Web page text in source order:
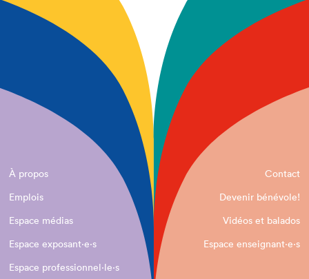
À propos
Contact
Emplois
Devenir bénévole!
Espace médias
Vidéos et balados
Espace exposant·e⋅s
Espace enseignant·e⋅s
Espace professionnel·le⋅s